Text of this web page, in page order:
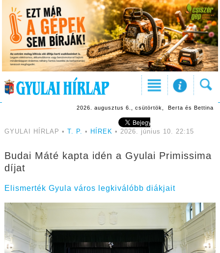
2026. augusztus 6., csütörtök, Berta és Bettina
GYULAI HÍRLAP • T. P. • HÍREK • 2026. június 10. 22:15
Budai Máté kapta idén a Gyulai Primissima
díjat
Elismerték Gyula város legkiválóbb diákjait